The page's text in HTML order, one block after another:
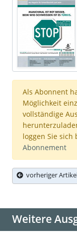
Als Abonnent
Möglichkeit
vollständige
loggen Sie sich
Abonnement
vorheriger
Weitere